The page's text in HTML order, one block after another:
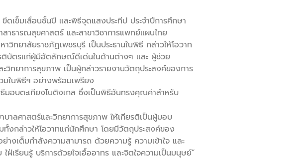
เข็มเลื่อนชั้นปี และพิธีจุดแสงประทีป ประจำปีการศึกษา
าธารณสุขศาสตร์ และสาขาวิชาการแพทย์แผนไทย
วิทยาลัยราชภัฏเพชรบุรี เป็นประธานในพิธี กล่าวให้โอวาท
บัตรแก่ผู้มีอัตลักษณ์ดีเด่นในด้านต่างๆ และ ผู้ช่วย
ยาการสุขภาพ เป็นผู้กล่าวรายงานวัตถุประสงค์ของการ
ในพิธีฯ อย่างพร้อมเพรียง
มอบตะเกียงไนติงเกล ซึ่งเป็นพิธีอันทรงคุณค่าสำหรับ
ลศาสตร์และวิทยาการสุขภาพ ให้เกียรติเป็นผู้มอบ
กล่าวให้โอวาทแก่นักศึกษา โดยมีวัตถุประสงค์ของ
งเต็มกำลังความสามารถ ด้วยความรู้ ความเข้าใจ และ
รียนรู้ บริการด้วยใจเอื้ออาทร และจิตใจความเป็นมนุษย์”